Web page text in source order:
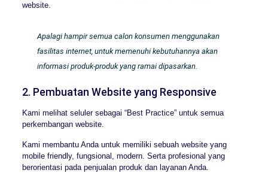
website.
Apalagi hampir semua calon konsumen menggunakan
fasilitas internet, untuk memenuhi kebutuhannya akan
informasi produk-produk yang ramai dipasarkan.
2. Pembuatan Website yang Responsive
Kami melihat seluler sebagai “Best Practice” untuk semua
perkembangan website.
Kami membantu Anda untuk memiliki sebuah website yang
mobile friendly, fungsional, modern. Serta profesional yang
berorientasi pada penjualan produk dan layanan Anda.